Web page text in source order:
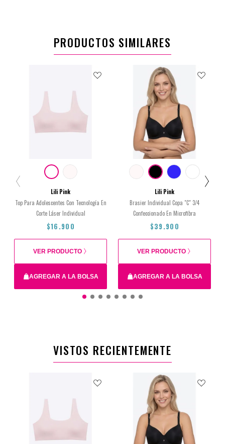
PRODUCTOS SIMILARES
Lili Pink
Top Para Adolescentes Con Tecnología En
Corte Láser Individual
$16.900
AGREGAR A LA BOLSA
VER PRODUCTO
$16.900
Lili Pink
Brasier Individual Copa "C" 3/4
Confeccionado En Microfibra
$39.900
AGREGAR A LA BOLSA
VER PRODUCTO
$39.900
VISTOS RECIENTEMENTE